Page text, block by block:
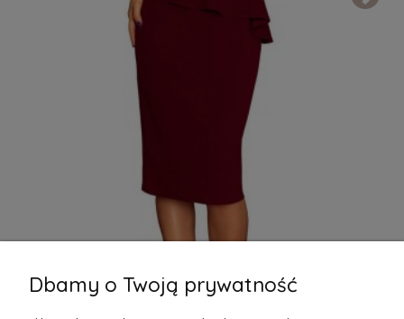
Sukienka Midi z Asymetryczną Baskinką Bordowa
Dbamy o Twoją prywatność